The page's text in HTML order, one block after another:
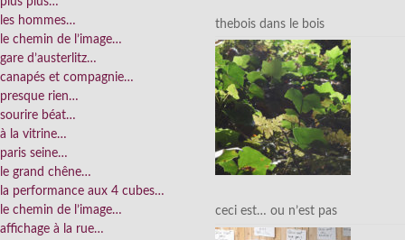
les hommes…
le chemin de l’image…
gare d’austerlitz…
canapés et compagnie…
presque rien…
sourire béat…
à la vitrine…
paris seine…
le grand chêne…
la performance aux 4 cubes…
le chemin de l’image…
affichage à la rue…
thebois dans le bois
ceci est… ou n’est pas